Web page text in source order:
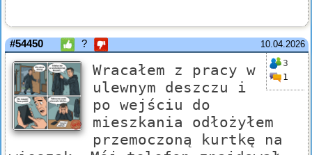
10.04.2026
#54450 ?
3
1
Wracałem z pracy w
ulewnym deszczu i
po wejściu do
mieszkania odłożyłem
przemoczoną kurtkę na